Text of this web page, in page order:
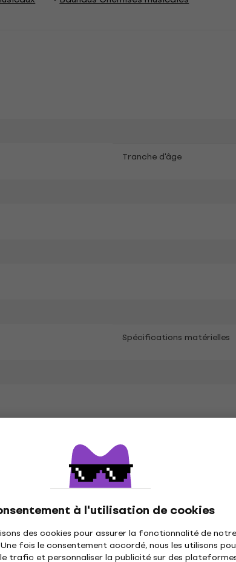
à l'utilisation de cookies
des cookies pour assurer la fonctionnalité de notre
fois le consentement accordé, nous les utilisons
trafic et personnaliser la publicité sur des
Tranche d'âge
Spécifications matérielles
Disques vinyles Casquettes musique